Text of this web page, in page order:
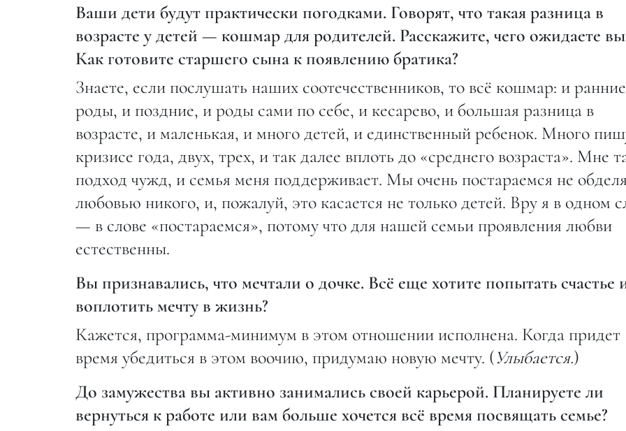
Ваши дети будут практически погодками. Говорят, что такая разница в
возрасте у детей — кошмар для родителей. Расскажите, чего ожидаете
Как готовите старшего сына к появлению братика?
Знаете, если послушать наших соотечественников, то всё кошмар: и ранние
роды, и поздние, и роды сами по себе, и кесарево, и большая разница в
возрасте, и маленькая, и много детей, и единственный ребенок. Много
кризисе года, двух, трех, и так далее вплоть до «среднего возраста». Мне
подход чужд, и семья меня поддерживает. Мы очень постараемся не
любовью никого, и, пожалуй, это касается не только детей. Вру я в одном
— в слове «постараемся», потому что для нашей семьи проявления любви
естественны.
Вы признавались, что мечтали о дочке. Всё еще хотите попытать счастье
воплотить мечту в жизнь?
Кажется, программа-минимум в этом отношении исполнена. Когда придет
время убедиться в этом воочию, придумаю новую мечту. (Улыбается.)
До замужества вы активно занимались своей карьерой. Планируете ли
вернуться к работе или вам больше хочется всё время посвящать семье?